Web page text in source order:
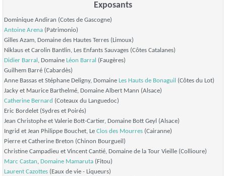
Exposants
Dominique Andiran (Cotes de Gascogne)
Antoine Arena (Patrimonio)
Gilles Azam, Domaine des Hautes Terres (Limoux)
Niklaus et Carolin Bantlin, Les Enfants Sauvages (Côtes Catalanes)
Didier Barral , Domaine Léon Barral (Faugères)
Guilhem Barré (Cabardès)
Anne Bassas et Stéphane Deligny, Domaine Les Hauts de Bonaguil
(Côtes du Lot)
Jacky et Maurice Barthelmé, Domaine Albert Mann (Alsace)
Catherine Bernard (Coteaux du Languedoc)
Eric Bordelet (Sydres et Poirés)
Jean Christophe et Valerie Bott-Cartier, Domaine Bott Geyl (Alsace)
Ingrid et Jean Philippe Bouchet, Le Clos des Mourres (Cairanne)
Pierre et Catherine Breton (Chinon Bourgueil)
Christine Campadieu et Vincent Cantié, Domaine de la Tour Vieille (Collioure)
Marc Castan, Domaine Mamaruta (Fitou)
Laurent Cazottes (Eaux de vie - Liqueurs)